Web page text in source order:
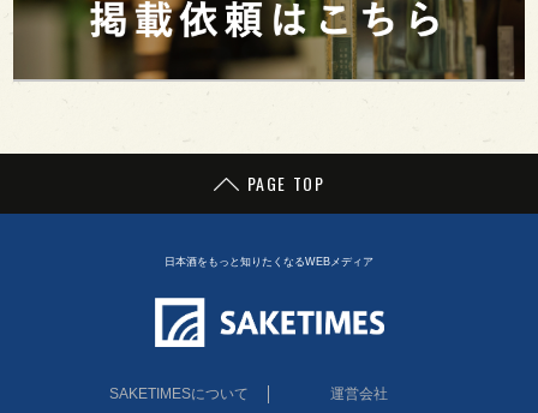
PAGE TOP
日本酒をもっと知りたくなるWEBメディア
SAKETIMESについて
運営会社